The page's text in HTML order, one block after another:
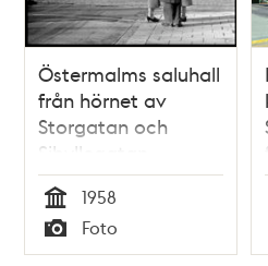
Östermalms saluhall
från hörnet av
Storgatan och
Sibyllegatan
Tid
1958
Typ
Foto